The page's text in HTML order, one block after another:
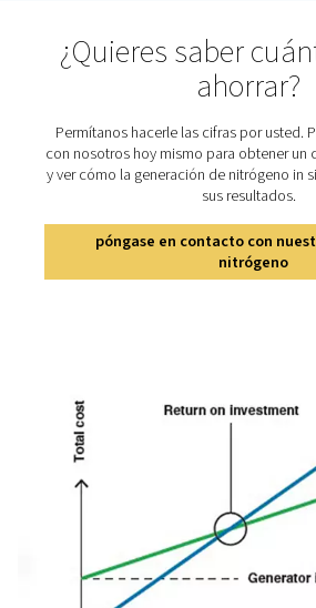
¿Quieres
Permítanos hacerle las cifras
con nosotros hoy mismo para
y ver cómo la generación de
sus